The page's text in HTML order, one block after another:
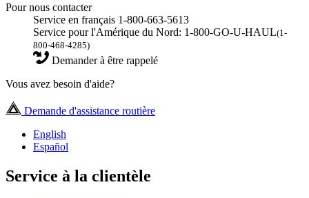
Pour nous contacter
Service en français 1-800-663-5613
Service pour l'Amérique du Nord: 1-800-GO-U-HAUL(1-
800-468-4285)
Demander à être rappelé
Vous avez besoin d'aide?
Demande d'assistance routière
English
Español
Service à la clientèle